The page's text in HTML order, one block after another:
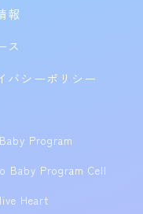
報
ス
バシーポリシー
Program
Baby Program Cell
Heart